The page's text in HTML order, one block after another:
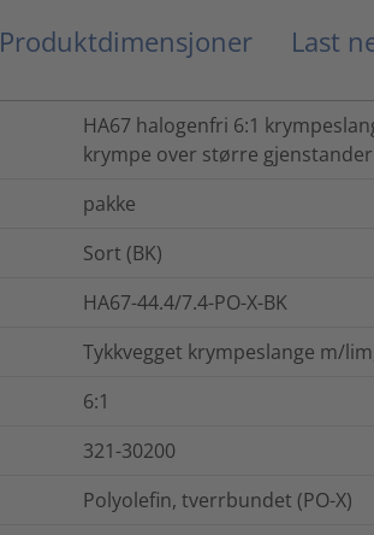
Produktdimensjoner Last
HA67 halogenfri 6:1
krympe over større
pakke
Sort (BK)
HA67-44.4/7.4-PO-X-BK
Tykkvegget krympeslange m/
6:1
321-30200
Polyolefin, tverrbundet (PO-X)